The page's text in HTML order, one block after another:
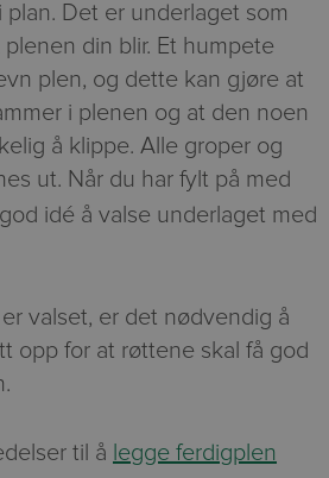
Det er underlaget som
din blir. Et humpete
plen, og dette kan gjøre at
i plenen og at den noen
å klippe. Alle groper og
ut. Når du har fylt på med
idé å valse underlaget med
valset, er det nødvendig å
opp for at røttene skal få god
til å legge ferdigplen